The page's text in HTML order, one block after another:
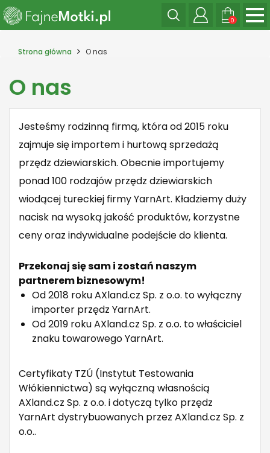
0
Strona główna O nas
O nas
Jesteśmy rodzinną firmą, która od 2015 roku
zajmuje się importem i hurtową sprzedażą
przędz dziewiarskich. Obecnie importujemy
ponad 100 rodzajów przędz dziewiarskich
wiodącej tureckiej firmy YarnArt. Kładziemy duży
nacisk na wysoką jakość produktów, korzystne
ceny oraz indywidualne podejście do klienta.
Przekonaj się sam i zostań naszym
partnerem biznesowym!
Od 2018 roku AXland.cz Sp. z o.o. to wyłączny
importer przędz YarnArt.
Od 2019 roku AXland.cz Sp. z o.o. to właściciel
znaku towarowego YarnArt.
Certyfikaty TZÚ (Instytut Testowania
Włókiennictwa) są wyłączną własnością
AXland.cz Sp. z o.o. i dotyczą tylko przędz
YarnArt dystrybuowanych przez AXland.cz Sp. z
o.o..